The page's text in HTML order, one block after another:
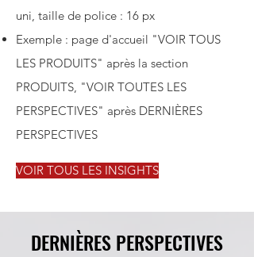
uni, taille de police : 16 px
Exemple : page d'accueil "VOIR TOUS
LES PRODUITS" après la section
PRODUITS, "VOIR TOUTES LES
PERSPECTIVES" après DERNIÈRES
PERSPECTIVES
VOIR TOUS LES INSIGHTS
DERNIÈRES PERSPECTIVES